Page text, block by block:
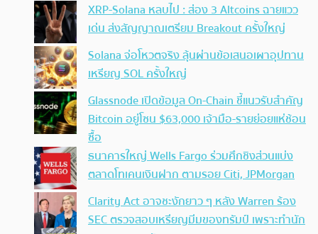
XRP-Solana หลบไป : ส่อง 3 Altcoins ฉายแวว
เด่น ส่งสัญญาณเตรียม Breakout ครั้งใหญ่
Solana จ่อโหวตจริง ลุ้นผ่านข้อเสนอเผาอุปทาน
เหรียญ SOL ครั้งใหญ่
Glassnode เปิดข้อมูล On-Chain ชี้แนวรับสำคัญ
Bitcoin อยู่โซน $63,000 เจ้ามือ-รายย่อยแห่ช้อน
ซื้อ
ธนาคารใหญ่ Wells Fargo ร่วมศึกชิงส่วนแบ่ง
ตลาดโทเคนเงินฝาก ตามรอย Citi, JPMorgan
Clarity Act อาจชะงักยาว ๆ หลัง Warren ร้อง
SEC ตรวจสอบเหรียญมีมของทรัมป์ เพราะทำนัก